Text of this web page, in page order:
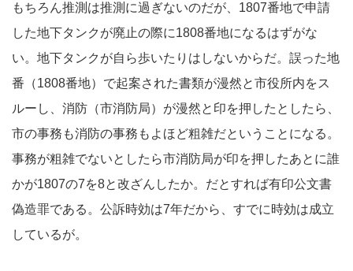
もちろん推測は推測に過ぎないのだが、1807番地で申請
した地下タンクが廃止の際に1808番地になるはずがな
い。地下タンクが自ら歩いたりはしないからだ。誤った地
番（1808番地）で起案された書類が漫然と市役所内をス
ルーし、消防（市消防局）が漫然と印を押したとしたら、
市の事務も消防の事務もよほど粗雑だということになる。
事務が粗雑でないとしたら市消防局が印を押したあとに誰
かが1807の7を8と改ざんしたか。だとすれば有印公文書
偽造罪である。公訴時効は7年だから、すでに時効は成立
しているが。